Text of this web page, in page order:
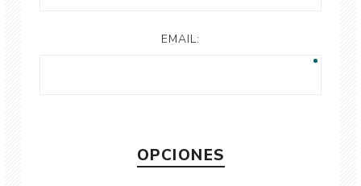
EMAIL:
OPCIONES